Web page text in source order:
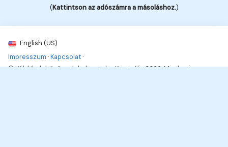
(Kattintson az adószámra a másoláshoz.)
English (US)
Impresszum ·Kapcsolat ·
© Kék hírek, bűnügyek, balesetek - Kriminális 2026. Minden jog